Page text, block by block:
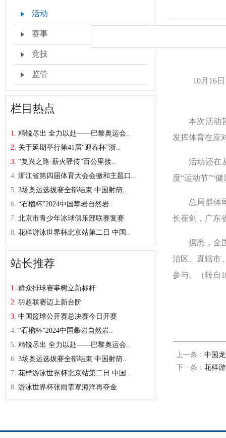
活动
赛事
竞技
监管
栏目热点
1.
精锐尽出 全力以赴——巴黎奥运会..
2.
关于延期举行第41届“迎春杯”浙..
3. “复兴之路·薪火驿传”百公里接..
4. 浙江省第四届体育大会会徽和主题口..
5. 3场奥运选拔赛全部结束 中国射箭..
6. “石榴杯”2024中国攀岩自然岩..
7. 北京市青少年冰球俱乐部联赛复赛
8. 花样游泳世界杯北京站第二日 中国..
站长推荐
1.
群众排球赛事树立新标杆
2. 羽超联赛迈上新台阶
3. 中国篮球公开赛总决赛今日开赛
4. “石榴杯”2024中国攀岩自然岩..
5. 精锐尽出 全力以赴——巴黎奥运会..
6. 3场奥运选拔赛全部结束 中国射箭..
7. 花样游泳世界杯北京站第二日 中国..
8. 游泳世界杯张雨霏覃海洋再夺金
10月16
本次活动
发挥体育在应
活动还在
度“运动节”“
总局群体
长崔剑，广东
据悉，全
治区、直辖市
参与。（转自
上一条： 中国
下一条： 花样